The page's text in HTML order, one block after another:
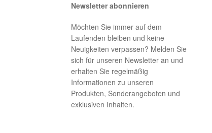
Newsletter abonnieren
Möchten Sie immer auf dem
Laufenden bleiben und keine
Neuigkeiten verpassen? Melden Sie
sich für unseren Newsletter an und
erhalten Sie regelmäßig
Informationen zu unseren
Produkten, Sonderangeboten und
exklusiven Inhalten.